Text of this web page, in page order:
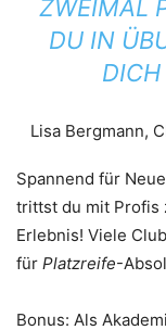
ZWEIMAL
DU IN
Lisa Bergmann,
Spannend für
trittst du mit Profis
Erlebnis! Viele
für Platzreife-
Bonus: Als